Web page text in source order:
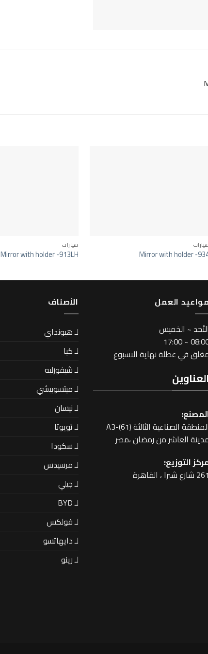
سيارات
Mirror with holder -
سيارات
Mirror with holder -913LH
مواعيد العمل
اﻷحد ~ الخميس
08:00 ~
في عطلة نهاية الاسبوع
العناوين
المنطقة الصناعية الثالثة A3-(61)
العاشر من رمضان ،مصر
التوزيع:
261 شارع شبرا ، القاهرة
اﻷصناف
لـ هيونداي
لـ كيا
لـ شيفورليه
لـ ميتسوبيشي
لـ نيسان
لـ تويوتا
لـ سكودا
لـ مرسيدس
لـ جيلي
لـ BYD
لـ فولكس
لـ دايهاتسو
لـ رينو